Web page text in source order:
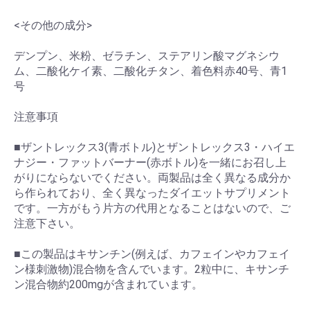
<その他の成分>
デンプン、米粉、ゼラチン、ステアリン酸マグネシウ
ム、二酸化ケイ素、二酸化チタン、着色料赤40号、青1
号
注意事項
■ザントレックス3(青ボトル)とザントレックス3・ハイエ
ナジー・ファットバーナー(赤ボトル)を一緒にお召し上
がりにならないでください。両製品は全く異なる成分か
ら作られており、全く異なったダイエットサプリメント
です。一方がもう片方の代用となることはないので、ご
注意下さい。
■この製品はキサンチン(例えば、カフェインやカフェイ
ン様刺激物)混合物を含んでいます。2粒中に、キサンチ
ン混合物約200mgが含まれています。